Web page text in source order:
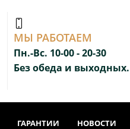
МЫ РАБОТАЕМ
Пн.-Вс. 10-00 - 20-30
Без обеда и выходных.
ГАРАНТИИ НОВОСТИ